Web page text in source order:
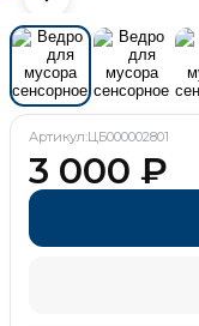
Артикул:ЦБ000002801
3 000 ₽